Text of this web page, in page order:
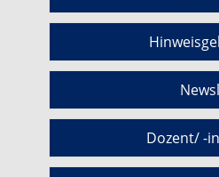
Dozent/ -